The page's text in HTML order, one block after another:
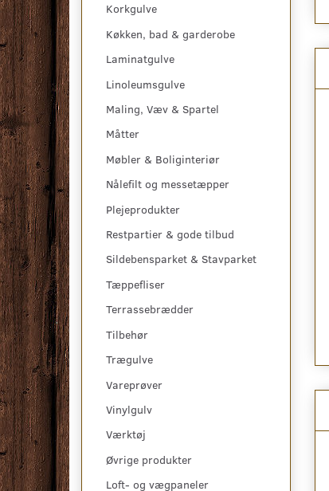
Korkgulve
Køkken, bad & garderobe
Laminatgulve
Linoleumsgulve
Maling, Væv & Spartel
Måtter
Møbler & Boliginteriør
Nålefilt og messetæpper
Plejeprodukter
Restpartier & gode tilbud
Sildebensparket & Stavparket
Tæppefliser
Terrassebrædder
Tilbehør
Trægulve
Vareprøver
Vinylgulv
Værktøj
Øvrige produkter
Loft- og vægpaneler
KVARTMÅNEKNIV
375,00 DKK
Se produktet
DOBBELT LÆDERSKEDE
TIL KNIV
119,00 DKK